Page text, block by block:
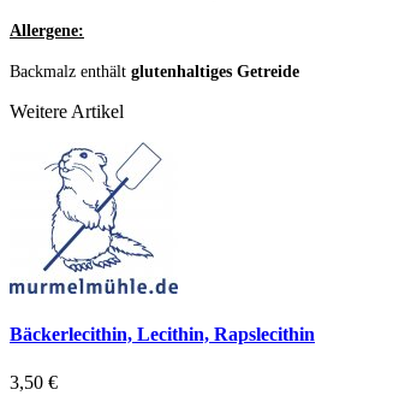
Allergene:
Backmalz enthält glutenhaltiges Getreide
Weitere Artikel
Bäckerlecithin, Lecithin, Rapslecithin
3,50 €